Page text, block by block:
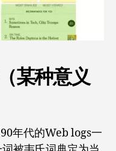
某种意义
年代的Web logs一